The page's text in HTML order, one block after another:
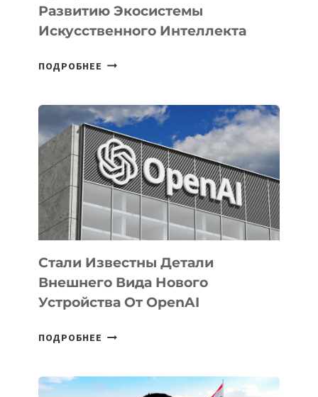
Развитию Экосистемы
Искусственного Интеллекта
ПОДРОБНЕЕ В
ПРИОРИТЕТНЫЕ
ЗАДАЧИ
ПО
РАЗВИТИЮ
ЭКОСИСТЕМЫ
ИСКУССТВЕННОГО
ИНТЕЛЛЕКТА
Стали Известны Детали
Внешнего Вида Нового
Устройства От OpenAI
ПОДРОБНЕЕ СТАЛИ
ВНЕШНЕГО